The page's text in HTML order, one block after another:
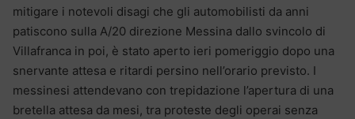
mitigare i notevoli disagi che gli automobilisti da anni
patiscono sulla A/20 direzione Messina dallo svincolo di
Villafranca in poi, è stato aperto ieri pomeriggio dopo una
snervante attesa e ritardi persino nell’orario previsto. I
messinesi attendevano con trepidazione l’apertura di una
bretella attesa da mesi, tra proteste degli operai senza